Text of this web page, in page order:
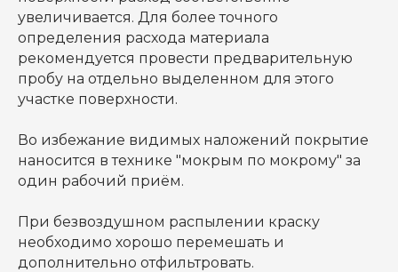
увеличивается. Для более точного
определения расхода материала
рекомендуется провести предварительную
пробу на отдельно выделенном для этого
участке поверхности.
Во избежание видимых наложений покрытие
наносится в технике "мокрым по мокрому" за
один рабочий приём.
При безвоздушном распылении краску
необходимо хорошо перемешать и
дополнительно отфильтровать.